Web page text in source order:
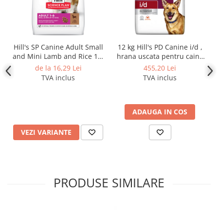
Hill's SP Canine Adult Small
and Mini Lamb and Rice 1.5
kg
de la 16,29 Lei
TVA inclus
VEZI VARIANTE
12 kg Hill's PD Canine i/d ,
hrana uscata pentru caini,
dieta veterinara pentru
caini cu probleme digestive
455,20 Lei
TVA inclus
ADAUGA IN COS
PRODUSE SIMILARE